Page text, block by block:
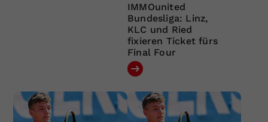
IMMOunited
Bundesliga: Linz,
KLC und Ried
fixieren Ticket fürs
Final Four